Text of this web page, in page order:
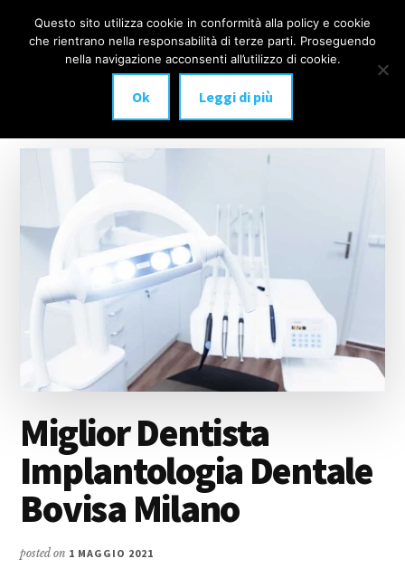
Additional
menu
IMPLANTOLOGIA
DENTALE
anche
immediato!
Menu
Miglior Dentista
Implantologia Dentale
Bovisa Milano
posted on 1 MAGGIO 2021
Questo sito utilizza cookie in conformità alla policy e cookie
che rientrano nella responsabilità di terze parti. Proseguendo
nella navigazione acconsenti all’utilizzo di cookie.
Ok Leggi di più